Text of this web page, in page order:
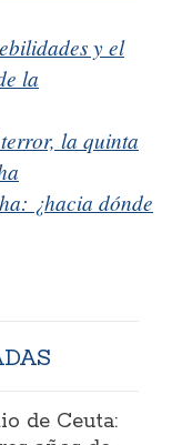
y el
la
la quinta
¿hacia dónde
de Ceuta: